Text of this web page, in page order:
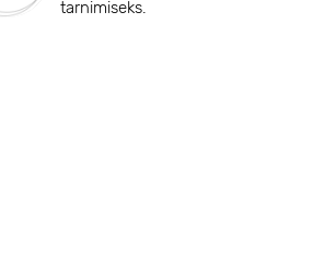
tarnimiseks.